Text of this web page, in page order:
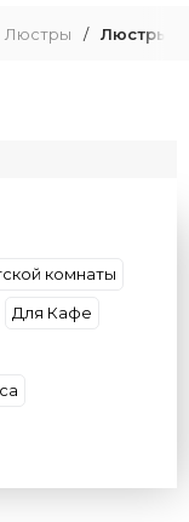
Люстры / Люстры
Умные
комнаты
Для Кафе